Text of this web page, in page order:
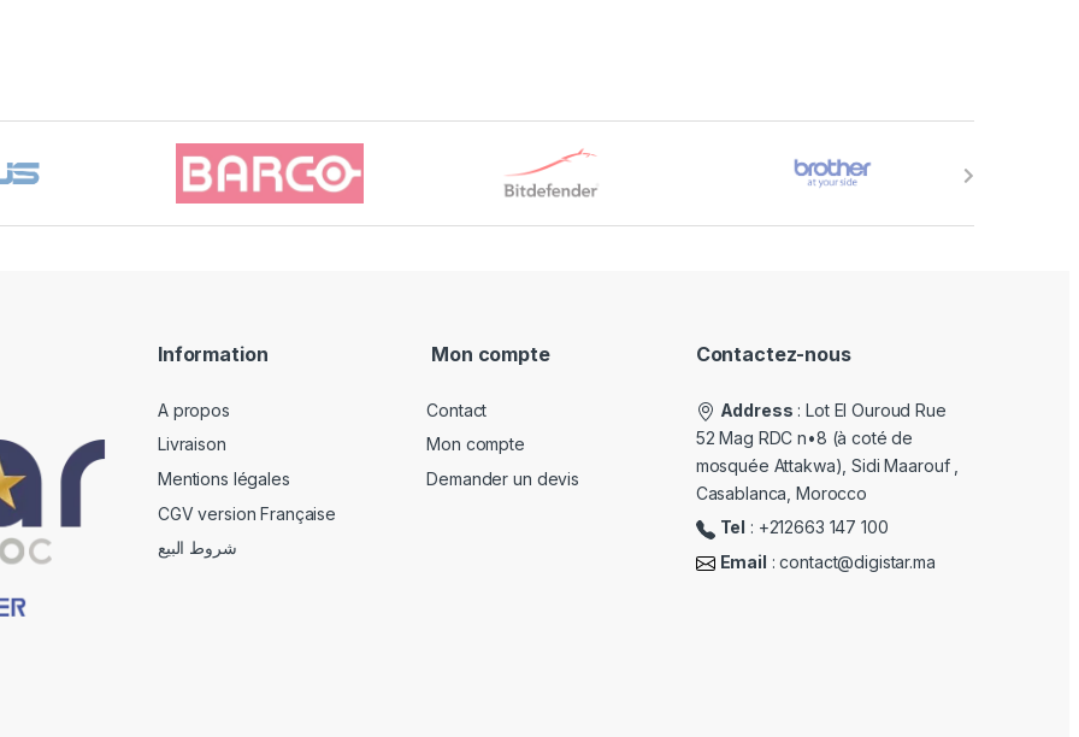
Information
A propos
Livraison
Mentions légales
CGV version Française
شروط البيع
Mon compte
Contact
Mon compte
Demander un devis
Contactez-nous
Address : Lot El Ouroud Rue
52 Mag RDC n•8 (à coté de
mosquée Attakwa), Sidi Maarouf ,
Casablanca, Morocco
Tel : +212663 147 100
Email : contact@digistar.ma